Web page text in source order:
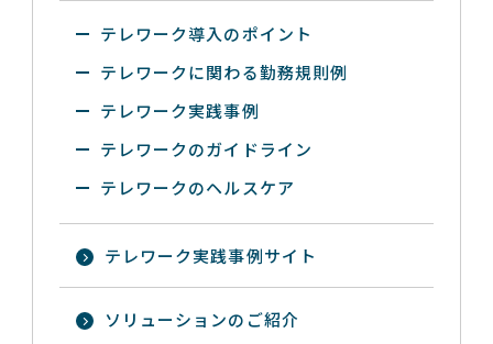
テレワーク導入のポイント
テレワークに関わる勤務規則例
テレワーク実践事例
テレワークのガイドライン
テレワークのヘルスケア
テレワーク実践事例サイト
ソリューションのご紹介